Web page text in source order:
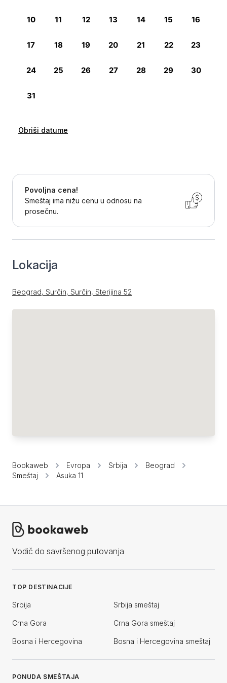
Obriši datume
Povoljna cena!
Smeštaj ima nižu cenu u odnosu na
prosečnu.
Lokacija
Beograd, Surčin, Surčin, Sterijina 52
Bookaweb Evropa Srbija
Beograd
Smeštaj
Asuka 11
Vodič do savršenog putovanja
TOP DESTINACIJE
Srbija Srbija smeštaj
Crna Gora Crna Gora smeštaj
Bosna i Hercegovina Bosna i Hercegovina smeštaj
PONUDA SMEŠTAJA